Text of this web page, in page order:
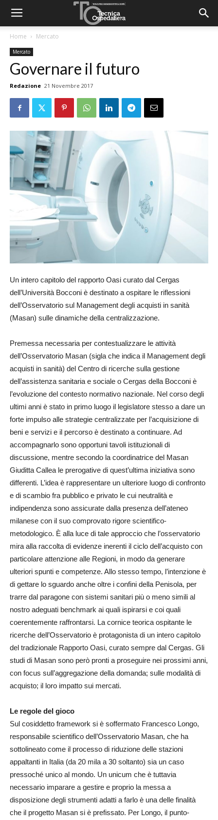
Home Mercato
Mercato
Governare il futuro
Redazione 21 Novembre 2017
Un intero capitolo del rapporto Oasi curato dal Cergas
dell’Università Bocconi è destinato a ospitare le riflessioni
dell’Osservatorio sul Management degli acquisti in sanità
(Masan) sulle dinamiche della centralizzazione.
Premessa necessaria per contestualizzare le attività
dell’Osservatorio Masan (sigla che indica il Management degli
acquisti in sanità) del Centro di ricerche sulla gestione
dell’assistenza sanitaria e sociale o Cergas della Bocconi è
l’evoluzione del contesto normativo nazionale. Nel corso degli
ultimi anni è stato in primo luogo il legislatore stesso a dare un
forte impulso alle strategie centralizzate per l’acquisizione di
beni e servizi e il percorso è destinato a continuare. Ad
accompagnarlo sono opportuni tavoli istituzionali di
discussione, mentre secondo la coordinatrice del Masan
Giuditta Callea le prerogative di quest’ultima iniziativa sono
differenti. L’idea è rappresentare un ulteriore luogo di confronto
e di scambio fra pubblico e privato le cui neutralità e
indipendenza sono assicurate dalla presenza dell’ateneo
milanese con il suo comprovato rigore scientifico-
metodologico. È alla luce di tale approccio che l’osservatorio
mira alla raccolta di evidenze inerenti il ciclo dell’acquisto con
particolare attenzione alle Regioni, in modo da generare
ulteriori spunti e competenze. Allo stesso tempo, l’intenzione è
di gettare lo sguardo anche oltre i confini della Penisola, per
trarre dal paragone con sistemi sanitari più o meno simili al
nostro adeguati benchmark ai quali ispirarsi e coi quali
coerentemente raffrontarsi. La cornice teorica ospitante le
ricerche dell’Osservatorio è protagonista di un intero capitolo
del tradizionale Rapporto Oasi, curato sempre dal Cergas. Gli
studi di Masan sono però pronti a proseguire nei prossimi anni,
con focus sull’aggregazione della domanda; sulle modalità di
acquisto; il loro impatto sui mercati.
Le regole del gioco
Sul cosiddetto framework si è soffermato Francesco Longo,
responsabile scientifico dell’Osservatorio Masan, che ha
sottolineato come il processo di riduzione delle stazioni
appaltanti in Italia (da 20 mila a 30 soltanto) sia un caso
pressoché unico al mondo. Un unicum che è tuttavia
necessario imparare a gestire e proprio la messa a
disposizione degli strumenti adatti a farlo è una delle finalità
che il progetto Masan si è prefissato. Per Longo, il punto-